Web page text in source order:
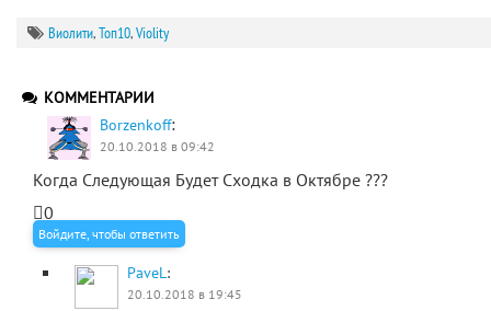
Виолити,Топ10,Violity
КОММЕНТАРИИ
Borzenkoff:
20.10.2018 в 09:42
Когда Следующая Будет Сходка в Октябре ???
0
Войдите, чтобы ответить
PaveL:
20.10.2018 в 19:45